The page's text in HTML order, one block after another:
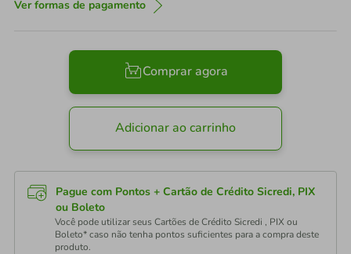
Ver formas de pagamento
Comprar agora
Adicionar ao carrinho
Pague com Pontos + Cartão de Crédito Sicredi, PIX
ou Boleto
Você pode utilizar seus Cartões de Crédito Sicredi , PIX ou
Boleto* caso não tenha pontos suficientes para a compra deste
produto.